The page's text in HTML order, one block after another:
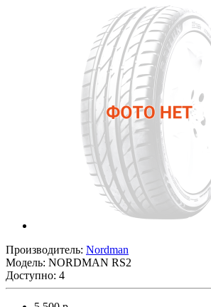
Производитель: Nordman
Модель: NORDMAN RS2
Доступно: 4